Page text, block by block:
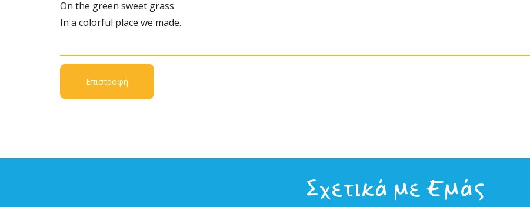
On the green sweet grass
In a colorful place we made.
Επιστροφή
Σχετικά με Εμάς